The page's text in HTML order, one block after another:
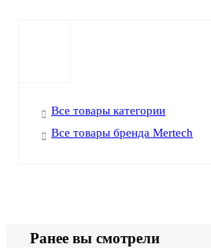
Все товары категории
Все товары бренда Mertech
Ранее вы смотрели